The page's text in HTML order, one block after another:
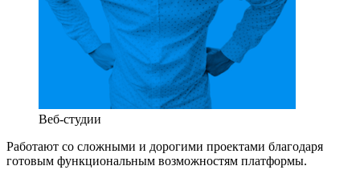
Веб-студии
Работают со сложными и дорогими проектами благодаря
готовым функциональным возможностям платформы.